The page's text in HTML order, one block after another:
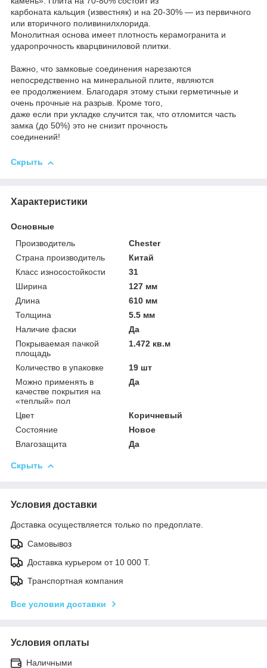
карбоната кальция (известняк) и на 20-30% — из первичного
или вторичного поливинилхлорида.
Монолитная основа имеет плотность керамогранита и
ударопрочность кварцвиниловой плитки.
Важно, что замковые соединения нарезаются
непосредственно на минеральной плите, являются
ее продолжением. Благодаря этому стыки герметичные и
очень прочные на разрыв. Кроме того,
даже если при укладке случится так, что отломится часть
замка (до 50%) это не снизит прочность
соединений!
Скрыть
Характеристики
Основные
Производитель
Chester
Страна производитель
Китай
Класс износостойкости
31
Ширина
127 мм
Длина
610 мм
Толщина
5.5 мм
Наличие фаски
Да
Покрываемая пачкой
площадь
1.472 кв.м
Количество в упаковке
19 шт
Можно применять в
качестве покрытия на
«теплый» пол
Да
Цвет
Коричневый
Состояние
Новое
Влагозащита
Да
Скрыть
Условия доставки
Доставка осуществляется только по предоплате.
Самовывоз
Доставка курьером от 10 000 Т.
Транспортная компания
Все условия доставки
Условия оплаты
Наличными